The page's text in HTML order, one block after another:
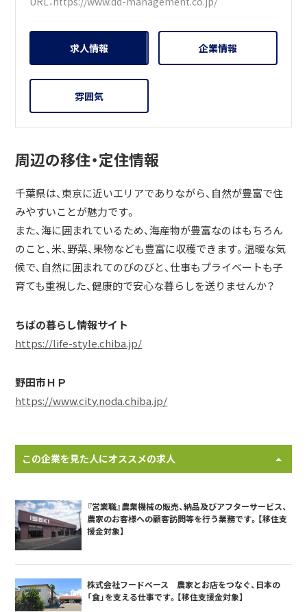
求人情報 企業情報
雰囲気
周辺の移住・定住情報
千葉県は、東京に近いエリアでありながら、自然が豊富で住
みやすいことが魅力です。
また、海に囲まれているため、海産物が豊富なのはもちろん
のこと、米、野菜、果物なども豊富に収穫できます。温暖な気
候で、自然に囲まれてのびのびと、仕事もプライベートも子
育ても重視した、健康的で安心な暮らしを送りませんか？
ちばの暮らし情報サイト
https://life-style.chiba.jp/
野田市ＨＰ
https://www.city.noda.chiba.jp/
この企業を見た人にオススメの求人
『営業職』農業機械の販売、納品及びアフターサービス、
農家のお客様への顧客訪問等を行う業務です。【移住支
援金対象】
株式会社フードベース 農家とお店をつなぐ、日本の
「食」を支える仕事です。【移住支援金対象】